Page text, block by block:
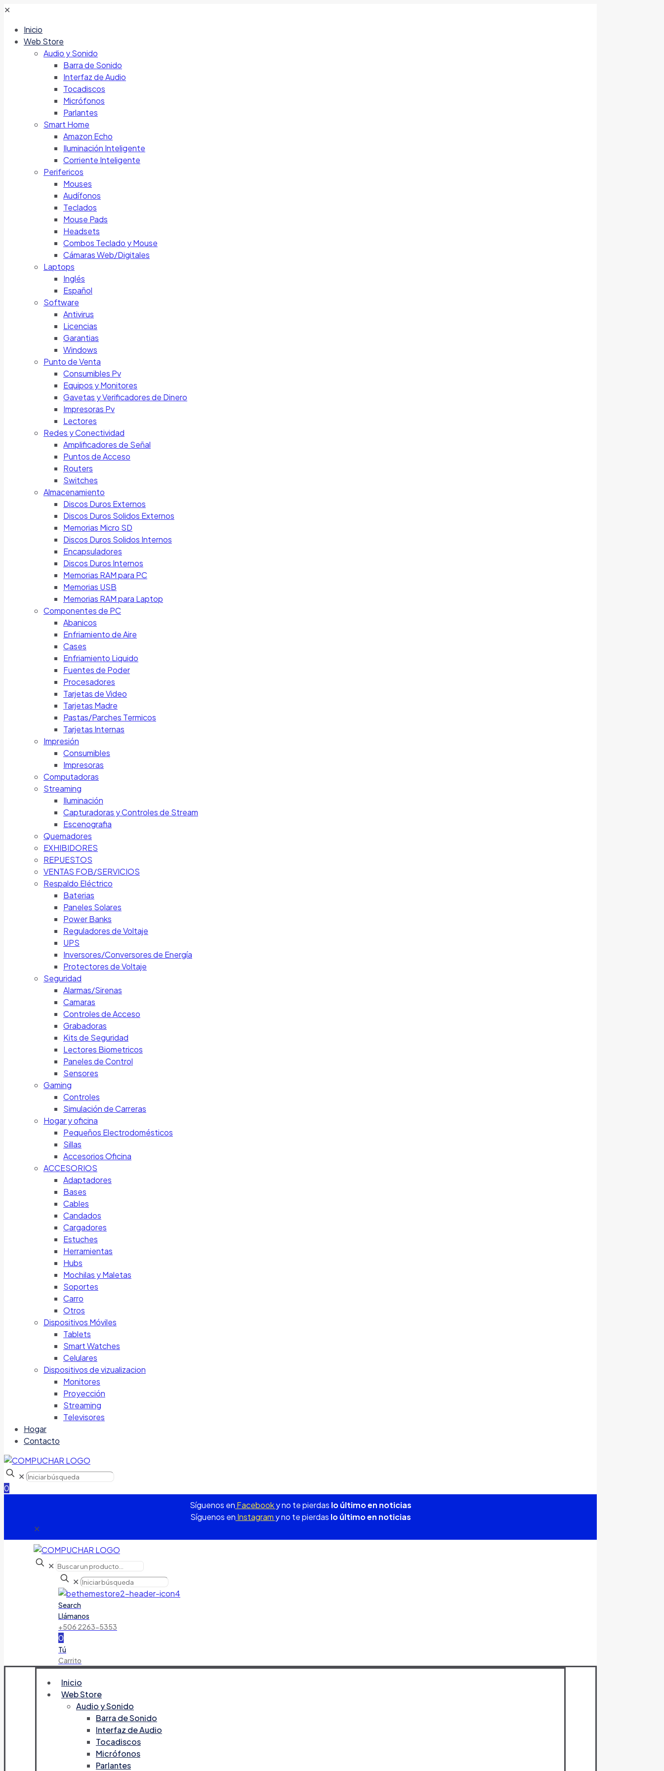
✕
Inicio
Web Store
Audio y Sonido
Barra de Sonido
Interfaz de Audio
Tocadiscos
Micrófonos
Parlantes
Smart Home
Amazon Echo
Iluminación Inteligente
Corriente Inteligente
Perifericos
Mouses
Audífonos
Teclados
Mouse Pads
Headsets
Combos Teclado y Mouse
Cámaras Web/Digitales
Laptops
Inglés
Español
Software
Antivirus
Licencias
Garantias
Windows
Punto de Venta
Consumibles Pv
Equipos y Monitores
Gavetas y Verificadores de Dinero
Impresoras Pv
Lectores
Redes y Conectividad
Amplificadores de Señal
Puntos de Acceso
Routers
Switches
Almacenamiento
Discos Duros Externos
Discos Duros Solidos Externos
Memorias Micro SD
Discos Duros Solidos Internos
Encapsuladores
Discos Duros Internos
Memorias RAM para PC
Memorias USB
Memorias RAM para Laptop
Componentes de PC
Abanicos
Enfriamiento de Aire
Cases
Enfriamiento Liquido
Fuentes de Poder
Procesadores
Tarjetas de Video
Tarjetas Madre
Pastas/Parches Termicos
Tarjetas Internas
Impresión
Consumibles
Impresoras
Computadoras
Streaming
Iluminación
Capturadoras y Controles de Stream
Escenografia
Quemadores
EXHIBIDORES
REPUESTOS
VENTAS FOB/SERVICIOS
Respaldo Eléctrico
Baterias
Paneles Solares
Power Banks
Reguladores de Voltaje
UPS
Inversores/Conversores de Energía
Protectores de Voltaje
Seguridad
Alarmas/Sirenas
Camaras
Controles de Acceso
Grabadoras
Kits de Seguridad
Lectores Biometricos
Paneles de Control
Sensores
Gaming
Controles
Simulación de Carreras
Hogar y oficina
Pequeños Electrodomésticos
Sillas
Accesorios Oficina
ACCESORIOS
Adaptadores
Bases
Cables
Candados
Cargadores
Estuches
Herramientas
Hubs
Mochilas y Maletas
Soportes
Carro
Otros
Dispositivos Móviles
Tablets
Smart Watches
Celulares
Dispositivos de vizualizacion
Monitores
Proyección
Streaming
Televisores
Hogar
Contacto
✕
0
Síguenos en Facebooky no te pierdas lo último en noticias
Síguenos en Instagram y no te pierdas lo último en noticias
✕
✕
✕
Search
Llámanos
+506 2263-5353
0
Tú
Carrito
Inicio
Web Store
Audio y Sonido
Barra de Sonido
Interfaz de Audio
Tocadiscos
Micrófonos
Parlantes